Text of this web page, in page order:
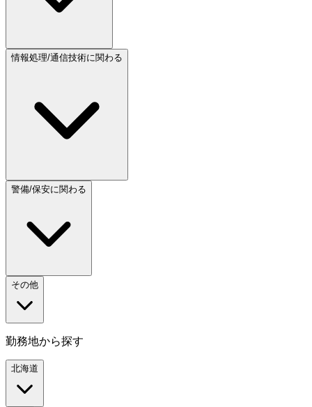
情報処理/通信技術に関わる
警備/保安に関わる
その他
勤務地から探す
北海道